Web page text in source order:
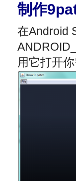
制作
在Android
用它打开